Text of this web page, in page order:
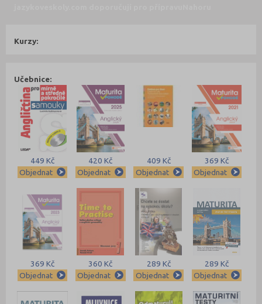
Kurzy:
Učebnice:
449 Kč
Objednat
420 Kč
Objednat
409 Kč
Objednat
369 Kč
Objednat
369 Kč
Objednat
360 Kč
Objednat
289 Kč
Objednat
289 Kč
Objednat